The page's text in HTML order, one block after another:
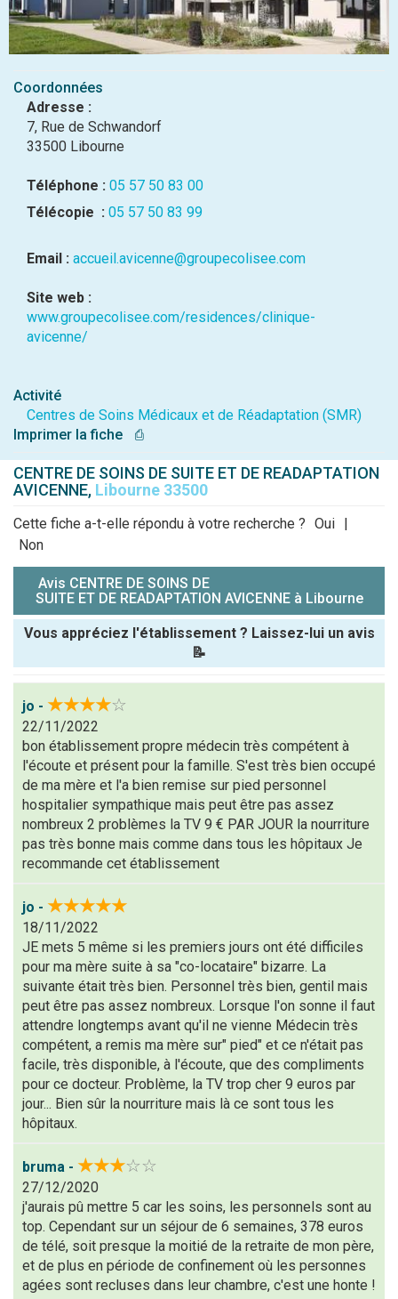
Coordonnées
Adresse :
7, Rue de Schwandorf
33500 Libourne
Téléphone : 05 57 50 83 00
Télécopie : 05 57 50 83 99
Email : accueil.avicenne@groupecolisee.com
Site web :
www.groupecolisee.com/residences/clinique-
avicenne/
Activité
Centres de Soins Médicaux et de Réadaptation (SMR)
Imprimer la fiche
⎙
CENTRE DE SOINS DE SUITE ET DE READAPTATION
AVICENNE, Libourne 33500
Cette fiche a-t-elle répondu à votre recherche ? Oui |
Non
Avis CENTRE DE SOINS DE
SUITE ET DE READAPTATION AVICENNE à Libourne
Vous appréciez l'établissement ? Laissez-lui un avis
📝
Note que vous souhaitez attribuer :
Antispam -
Combien font
7x4 (en
chiffres) :
Avis sur
(En cliquant sur 'Valider', j'accepte que mon avis
soit publié sur le site.)
jo - ★★★★☆
22/11/2022
bon établissement propre médecin très compétent à
l'écoute et présent pour la famille. S'est très bien occupé
de ma mère et l'a bien remise sur pied personnel
hospitalier sympathique mais peut être pas assez
nombreux 2 problèmes la TV 9 € PAR JOUR la nourriture
pas très bonne mais comme dans tous les hôpitaux Je
recommande cet établissement
jo - ★★★★★
18/11/2022
JE mets 5 même si les premiers jours ont été difficiles
pour ma mère suite à sa "co-locataire" bizarre. La
suivante était très bien. Personnel très bien, gentil mais
peut être pas assez nombreux. Lorsque l'on sonne il faut
attendre longtemps avant qu'il ne vienne Médecin très
compétent, a remis ma mère sur" pied" et ce n'était pas
facile, très disponible, à l'écoute, que des compliments
pour ce docteur. Problème, la TV trop cher 9 euros par
jour... Bien sûr la nourriture mais là ce sont tous les
hôpitaux.
bruma - ★★★☆☆
27/12/2020
j'aurais pû mettre 5 car les soins, les personnels sont au
top. Cependant sur un séjour de 6 semaines, 378 euros
de télé, soit presque la moitié de la retraite de mon père,
et de plus en période de confinement où les personnes
agées sont recluses dans leur chambre, c'est une honte !